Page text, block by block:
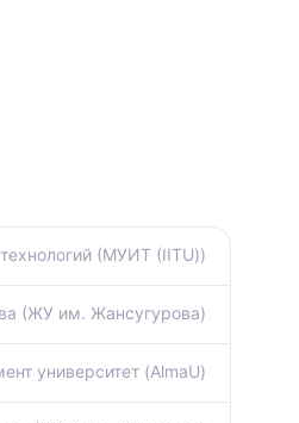
(МУИТ (IITU))
(ЖУ им. Жансугурова)
университет (AlmaU)